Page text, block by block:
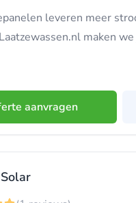
leveren meer
maken
aanvragen